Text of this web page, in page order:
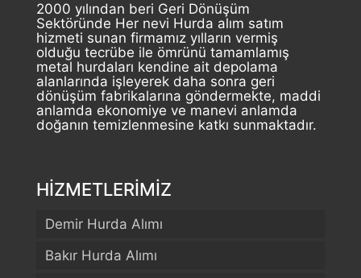
2000 yılından beri Geri Dönüşüm
Sektöründe Her nevi Hurda alım satım
hizmeti sunan firmamız yılların vermiş
olduğu tecrübe ile ömrünü tamamlamış
metal hurdaları kendine ait depolama
alanlarında işleyerek daha sonra geri
dönüşüm fabrikalarına göndermekte, maddi
anlamda ekonomiye ve manevi anlamda
doğanın temizlenmesine katkı sunmaktadır.
HİZMETLERİMİZ
Demir Hurda Alımı
Bakır Hurda Alımı